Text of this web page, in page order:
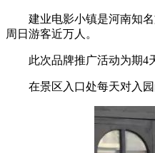
建业电影小镇是河南知
周日游客近万人。
此次品牌推广活动为期4
在景区入口处每天对入